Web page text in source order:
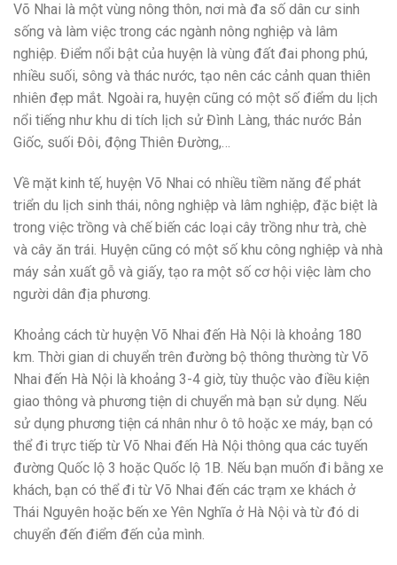
Võ Nhai là một vùng nông thôn, nơi mà đa số dân cư sinh
sống và làm việc trong các ngành nông nghiệp và lâm
nghiệp. Điểm nổi bật của huyện là vùng đất đai phong phú,
nhiều suối, sông và thác nước, tạo nên các cảnh quan thiên
nhiên đẹp mắt. Ngoài ra, huyện cũng có một số điểm du lịch
nổi tiếng như khu di tích lịch sử Đình Làng, thác nước Bản
Giốc, suối Đôi, động Thiên Đường,…
Về mặt kinh tế, huyện Võ Nhai có nhiều tiềm năng để phát
triển du lịch sinh thái, nông nghiệp và lâm nghiệp, đặc biệt là
trong việc trồng và chế biến các loại cây trồng như trà, chè
và cây ăn trái. Huyện cũng có một số khu công nghiệp và nhà
máy sản xuất gỗ và giấy, tạo ra một số cơ hội việc làm cho
người dân địa phương.
Khoảng cách từ huyện Võ Nhai đến Hà Nội là khoảng 180
km. Thời gian di chuyển trên đường bộ thông thường từ Võ
Nhai đến Hà Nội là khoảng 3-4 giờ, tùy thuộc vào điều kiện
giao thông và phương tiện di chuyển mà bạn sử dụng. Nếu
sử dụng phương tiện cá nhân như ô tô hoặc xe máy, bạn có
thể đi trực tiếp từ Võ Nhai đến Hà Nội thông qua các tuyến
đường Quốc lộ 3 hoặc Quốc lộ 1B. Nếu bạn muốn đi bằng xe
khách, bạn có thể đi từ Võ Nhai đến các trạm xe khách ở
Thái Nguyên hoặc bến xe Yên Nghĩa ở Hà Nội và từ đó di
chuyển đến điểm đến của mình.